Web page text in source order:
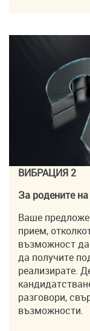
ВИБРАЦИЯ 2
За родените
Ваше
прием,
възможност да
да получите
реализирате.
разговори,
възможности.